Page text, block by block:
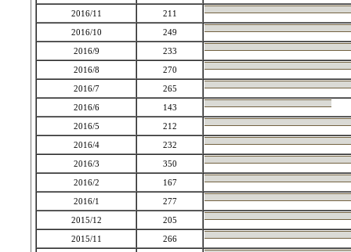
2016/11
211
2016/10
249
2016/9
233
2016/8
270
2016/7
265
2016/6
143
2016/5
212
2016/4
232
2016/3
350
2016/2
167
2016/1
277
2015/12
205
2015/11
266